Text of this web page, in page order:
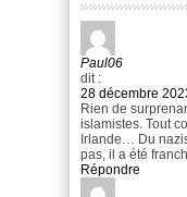
Paul06
dit :
28 décembre
Rien de
islamistes. Tout
Irlande… Du
pas, il a été
Répondre